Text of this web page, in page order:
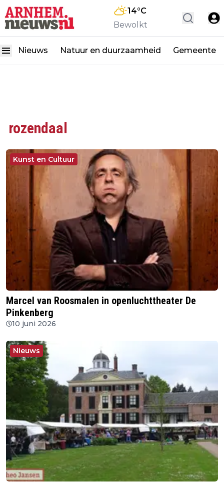
14°C
Bewolkt
Nieuws Natuur en duurzaamheid Gemeente
rozendaal
Kunst en Cultuur
Marcel van Roosmalen in openluchttheater De
Pinkenberg
10 juni 2026
Nieuws